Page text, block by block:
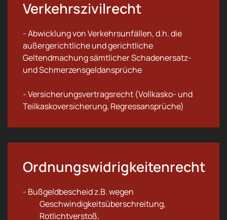
Verkehrszivilrecht
- Abwicklung von Verkehrsunfällen, d.h. die
außergerichtliche und gerichtliche
Geltendmachung sämtlicher Schadenersatz-
und Schmerzensgeldansprüche
- Versicherungsvertragsrecht (Vollkasko- und
Teilkaskoversicherung, Regressansprüche)
Ordnungswidrigkeitenrecht
- Bußgeldbescheid z.B. wegen
Geschwindigkeitsüberschreitung,
Rotlichtverstoß,